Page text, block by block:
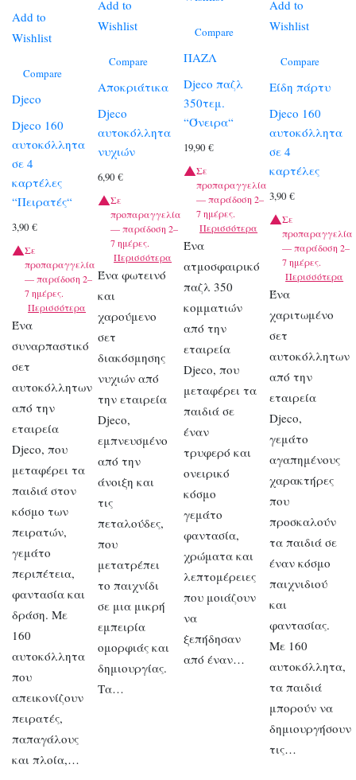
Add to
Wishlist
Compare
Djeco
Djeco 160
αυτοκόλλητα
σε 4
καρτέλες
“Πειρατές“
3,90 €
Σε
προπαραγγελία
— παράδοση 2–
7 ημέρες.
Περισσότερα
Ένα
συναρπαστικό
σετ
αυτοκόλλητων
από την
εταιρεία
Djeco, που
μεταφέρει τα
παιδιά στον
κόσμο των
πειρατών,
γεμάτο
περιπέτεια,
φαντασία και
δράση. Με
160
αυτοκόλλητα
που
απεικονίζουν
πειρατές,
παπαγάλους
και πλοία,…
Add to
Wishlist
Compare
Αποκριάτικα
Djeco
αυτοκόλλητα
νυχιών
6,90€
Σε
προπαραγγελία
— παράδοση 2–
7 ημέρες.
Περισσότερα
Ένα φωτεινό
και
χαρούμενο
σετ
διακόσμησης
νυχιών από
την εταιρεία
Djeco,
εμπνευσμένο
από την
άνοιξη και
τις
πεταλούδες,
που
μετατρέπει
το παιχνίδι
σε μια μικρή
εμπειρία
ομορφιάς και
δημιουργίας.
Τα…
Compare
ΠΑΖΛ
Djeco παζλ
350τεμ.
“Όνειρα“
19,90€
Σε
προπαραγγελία
— παράδοση 2–
7 ημέρες.
Περισσότερα
Ένα
ατμοσφαιρικό
παζλ 350
κομματιών
από την
εταιρεία
Djeco, που
μεταφέρει τα
παιδιά σε
έναν
τρυφερό και
ονειρικό
κόσμο
γεμάτο
φαντασία,
χρώματα και
λεπτομέρειες
που μοιάζουν
να
ξεπήδησαν
από έναν…
Add to
Wishlist
Compare
Είδη πάρτυ
Djeco 160
αυτοκόλλητα
σε 4
καρτέλες
3,90€
Σε
προπαραγγελία
— παράδοση 2–
7 ημέρες.
Περισσότερα
Ένα
χαριτωμένο
σετ
αυτοκόλλητων
από την
εταιρεία
Djeco,
γεμάτο
αγαπημένους
χαρακτήρες
που
προσκαλούν
τα παιδιά σε
έναν κόσμο
παιχνιδιού
και
φαντασίας.
Με 160
αυτοκόλλητα,
τα παιδιά
μπορούν να
δημιουργήσουν
τις…